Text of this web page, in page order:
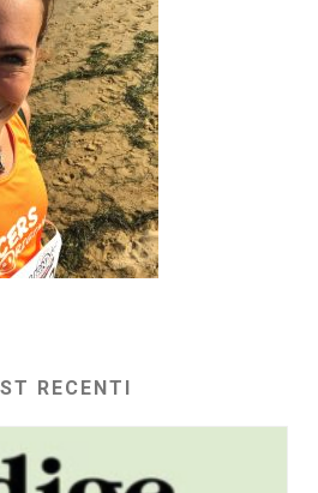
RECENTI